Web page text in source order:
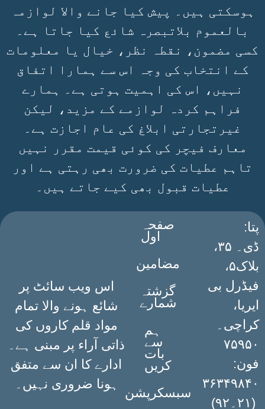
ہوسکتی ہیں۔ پیش کیا جانے والا لوازمہ
بالعموم بلاتبصرہ شائع کیا جاتا ہے۔
کسی مضمون، نقطہ نظر، خیال یا معلومات
کے انتخاب کی وجہ اس سے ہمارا اتفاق
نہیں، اس کی اہمیت ہوتی ہے۔ ہمارے
فراہم کردہ لوازمے کے مزید، لیکن
غیرتجارتی ابلاغ کی عام اجازت ہے۔
معارف فیچر کی کوئی قیمت مقرر نہیں
تاہم عطیات کی ضرورت بھی رہتی ہے اور
عطیات قبول بھی کیے جاتے ہیں۔
:پتا
ڈی۔ ۳۵،
بلاک۵،
فیڈرل بی
ایریا،
کراچی۔
۷۵۹۵۰
فون:
(۲۱۔۹۲)
صفحہ
اول
مضامین
گزشتہ
شمارے
ہم
سے
بات
کریں
سبسکرپشن
اس ویب سائٹ پر
شائع ہونے والا تمام
مواد قلم کاروں کی
ذاتی آراء پر مبنی ہے۔
ادارے کا ان سے متفق
ہونا ضروری نہیں۔